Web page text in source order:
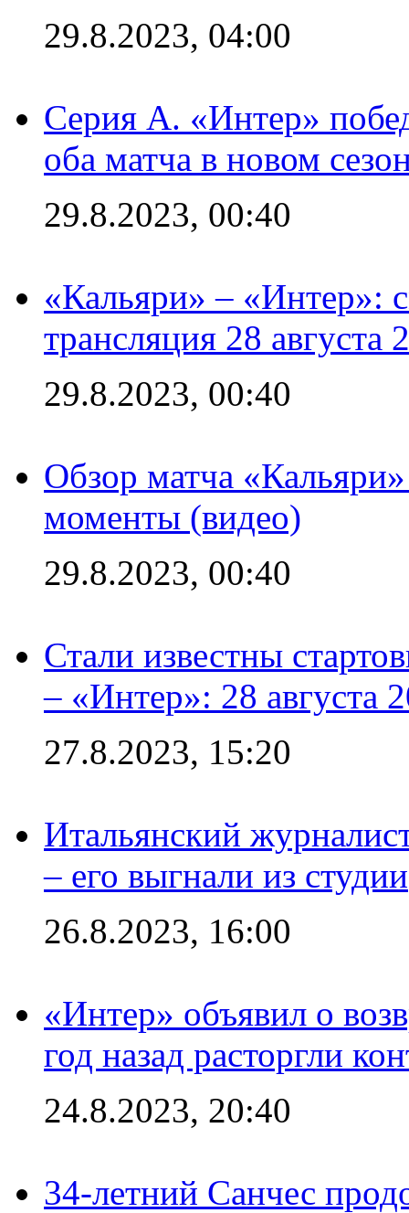
29.8.2023, 04:00
Серия А. «Интер»
оба матча в новом
29.8.2023, 00:40
«Кальяри» – «Интер»:
трансляция 28 августа
29.8.2023, 00:40
Обзор матча
моменты (видео)
29.8.2023, 00:40
Стали известны
– «Интер»: 28 августа
27.8.2023, 15:20
Итальянский
– его выгнали из студии
26.8.2023, 16:00
«Интер» объявил о
год назад расторгли
24.8.2023, 20:40
34-летний Санчес